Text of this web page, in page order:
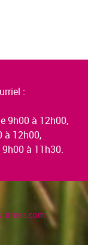
:
9h00 à 12h00,
à 12h00,
à 11h30.